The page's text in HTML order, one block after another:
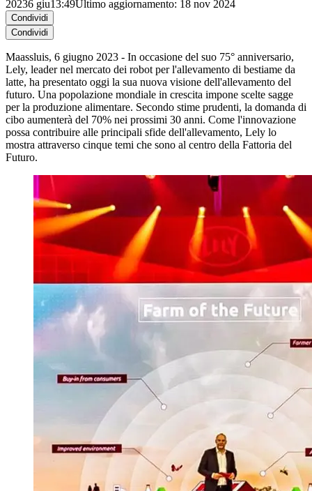
20236 giu13:49Ultimo aggiornamento: 18 nov 2024
Condividi
Condividi
Maassluis, 6 giugno 2023 - In occasione del suo 75° anniversario,
Lely, leader nel mercato dei robot per l'allevamento di bestiame da
latte, ha presentato oggi la sua nuova visione dell'allevamento del
futuro. Una popolazione mondiale in crescita impone scelte sagge
per la produzione alimentare. Secondo stime prudenti, la domanda di
cibo aumenterà del 70% nei prossimi 30 anni. Come l'innovazione
possa contribuire alle principali sfide dell'allevamento, Lely lo
mostra attraverso cinque temi che sono al centro della Fattoria del
Futuro.